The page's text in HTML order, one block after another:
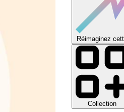
Réimaginez
Collection